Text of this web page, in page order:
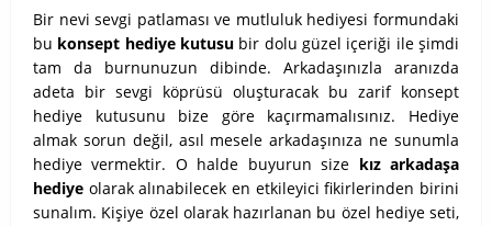
Bir nevi sevgi patlaması ve mutluluk hediyesi formundaki
bu konsept hediye kutusu bir dolu güzel içeriği ile şimdi
tam da burnunuzun dibinde. Arkadaşınızla aranızda
adeta bir sevgi köprüsü oluşturacak bu zarif konsept
hediye kutusunu bize göre kaçırmamalısınız. Hediye
almak sorun değil, asıl mesele arkadaşınıza ne sunumla
hediye vermektir. O halde buyurun size kız arkadaşa
hediye olarak alınabilecek en etkileyici fikirlerinden birini
sunalım. Kişiye özel olarak hazırlanan bu özel hediye seti,